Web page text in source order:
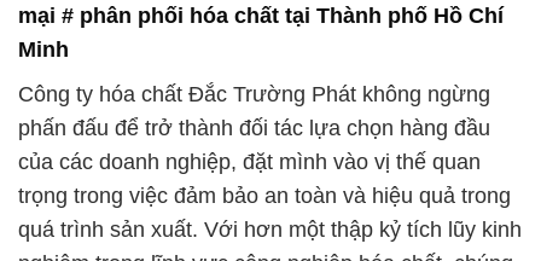
của các doanh nghiệp, đặt mình vào vị thế quan
trọng trong việc đảm bảo an toàn và hiệu quả trong
quá trình sản xuất. Với hơn một thập kỷ tích lũy kinh
nghiệm trong lĩnh vực công nghiệp hóa chất, chúng
tôi tự hào giữ vững uy tín và chất lượng cao trong
danh tiếng của mình.
Chất lượng là chìa khóa mà chúng tôi luôn ưu tiên